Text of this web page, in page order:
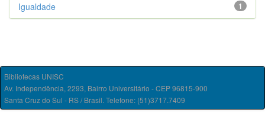
1
Igualdade
Bibliotecas UNISC
Av. Independência, 2293, Bairro Universitário - CEP 96815-900
Santa Cruz do Sul - RS / Brasil. Telefone: (51)3717.7409